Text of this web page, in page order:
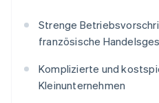
Strenge
französische
Komplizierte und
Kleinunternehmen